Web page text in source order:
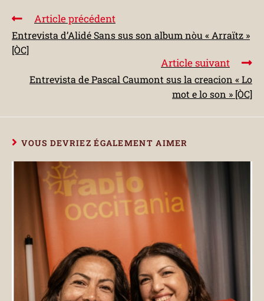
Article précédent
Entrevista d’Alidé Sans sus son album nòu « Arraïtz »
[ÒC]
Article suivant
Entrevista de Pascal Caumont sus la creacion « Lo
mot e lo son » [ÒC]
VOUS DEVRIEZ ÉGALEMENT AIMER